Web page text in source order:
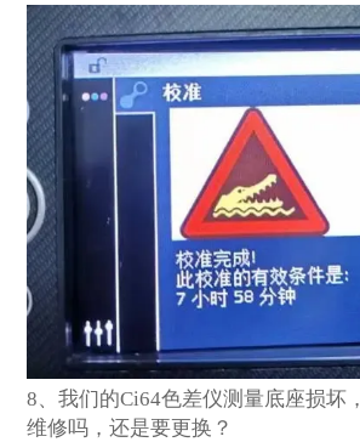
8、我们的Ci64色差仪测量底座损坏
维修吗，还是要更换？